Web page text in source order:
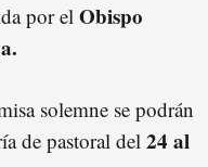
por elObispo
solemne se podrán
de pastoral del 24 al